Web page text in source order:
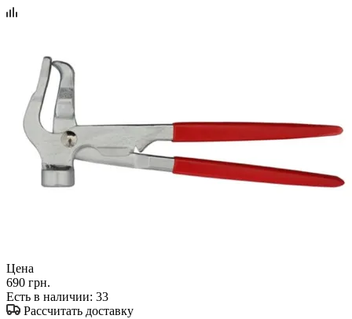
Цена
690 грн.
Есть в наличии: 33
Рассчитать доставку